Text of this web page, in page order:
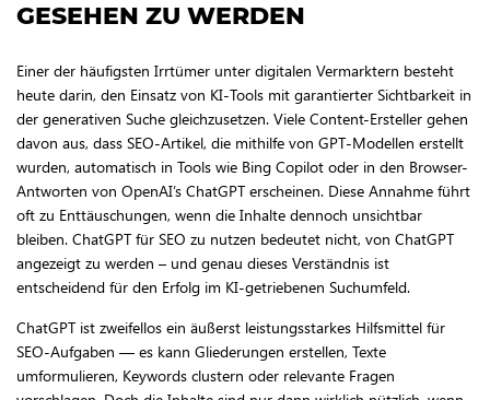
GESEHEN ZU WERDEN
Einer der häufigsten Irrtümer unter digitalen Vermarktern besteht
heute darin, den Einsatz von KI-Tools mit garantierter Sichtbarkeit in
der generativen Suche gleichzusetzen. Viele Content-Ersteller gehen
davon aus, dass SEO-Artikel, die mithilfe von GPT-Modellen erstellt
wurden, automatisch in Tools wie Bing Copilot oder in den Browser-
Antworten von OpenAI’s ChatGPT erscheinen. Diese Annahme führt
oft zu Enttäuschungen, wenn die Inhalte dennoch unsichtbar
bleiben. ChatGPT für SEO zu nutzen bedeutet nicht, von ChatGPT
angezeigt zu werden – und genau dieses Verständnis ist
entscheidend für den Erfolg im KI-getriebenen Suchumfeld.
ChatGPT ist zweifellos ein äußerst leistungsstarkes Hilfsmittel für
SEO-Aufgaben — es kann Gliederungen erstellen, Texte
umformulieren, Keywords clustern oder relevante Fragen